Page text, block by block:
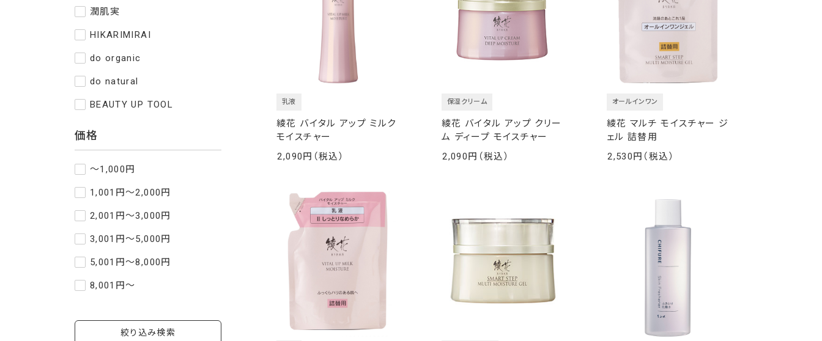
潤肌実
HIKARIMIRAI
do organic
do natural
BEAUTY UP TOOL
価格
～1,000円
1,001円～2,000円
2,001円～3,000円
3,001円～5,000円
5,001円～8,000円
8,001円～
絞り込み検索
綾花 バイタル アップ ミルク
モイスチャー
乳液
2,090
綾花 バイタル アップ クリー
ム ディープ モイスチャー
保湿クリーム
2,090
綾花 マルチ モイスチャー ジ
ェル 詰替用
オールインワン
2,530